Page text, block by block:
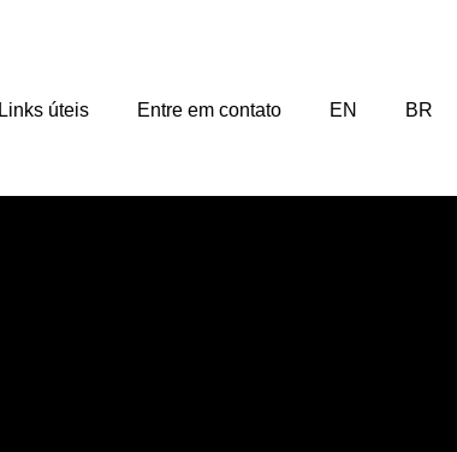
Links úteis Entre em contato EN BR